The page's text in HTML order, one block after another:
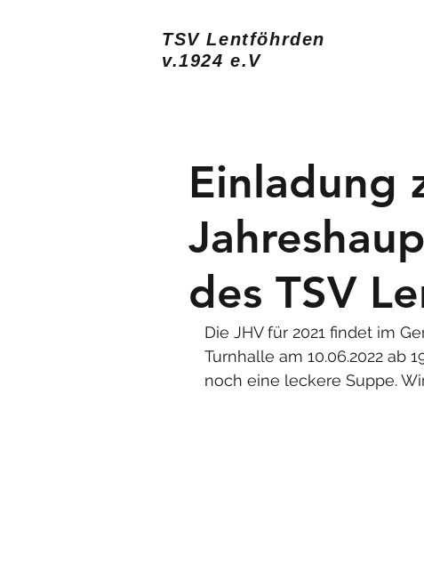
TSV Lentföhrden
v.1924 e.V
Einladung
des TSV
Die JHV für 2021 findet im
Turnhalle am 10.06.2022 ab
noch eine leckere Suppe.